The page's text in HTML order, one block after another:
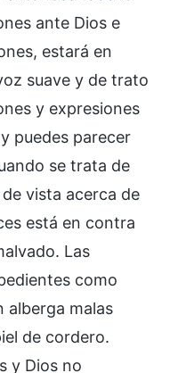
ante Dios e
estará en
suave y de trato
y expresiones
puedes parecer
se trata de
vista acerca de
está en contra
Las
como
alberga malas
de cordero.
y Dios no